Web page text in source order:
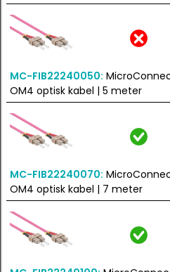
MC-FIB22240050:
OM4 optisk kabel | 5 meter
MC-FIB22240070:
OM4 optisk kabel | 7 meter